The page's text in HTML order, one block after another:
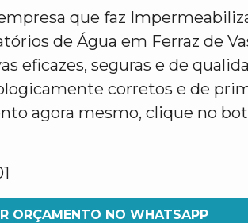
que faz
de Água em Ferraz de
eficazes, seguras e de
corretos e de
agora mesmo, clique no
ORÇAMENTO NO WHATSAPP